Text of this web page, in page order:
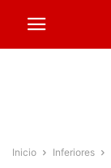
Inicio Inferiores